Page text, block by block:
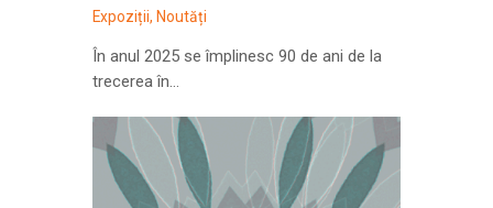
Expoziții, Noutăți
În anul 2025 se împlinesc 90 de ani de la
trecerea în…